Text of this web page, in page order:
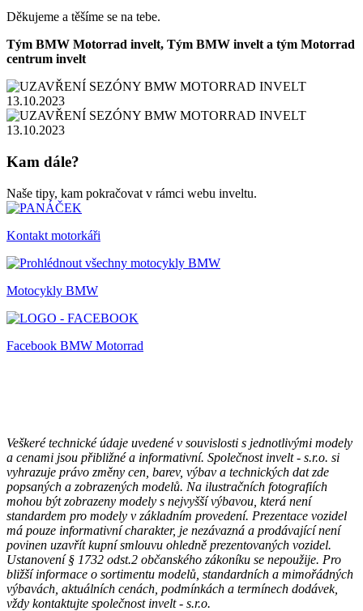
Děkujeme a těšíme se na tebe.
Tým BMW Motorrad invelt, Tým BMW invelt a tým Motorrad
centrum invelt
Kam dále?
Naše tipy, kam pokračovat v rámci webu inveltu.
Kontakt motorkáři
Motocykly BMW
Facebook BMW Motorrad
Veškeré technické údaje uvedené v souvislosti s jednotlivými modely
a cenami jsou přibližné a informativní. Společnost invelt - s.r.o. si
vyhrazuje právo změny cen, barev, výbav a technických dat zde
popsaných a zobrazených modelů. Na ilustračních fotografiích
mohou být zobrazeny modely s nejvyšší výbavou, která není
standardem pro modely v základním provedení. Prezentace vozidel
má pouze informativní charakter, je nezávazná a prodávající není
povinen uzavřít kupní smlouvu ohledně prezentovaných vozidel.
Ustanovení § 1732 odst.2 občanského zákoníku se nepoužije. Pro
bližší informace o sortimentu modelů, standardních a mimořádných
výbavách, aktuálních cenách, podmínkách a termínech dodávek,
vždy kontaktujte společnost invelt - s.r.o.